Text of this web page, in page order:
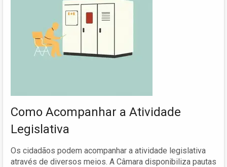
Como Acompanhar a Atividade
Legislativa
Os cidadãos podem acompanhar a atividade legislativa
através de diversos meios. A Câmara disponibiliza pautas